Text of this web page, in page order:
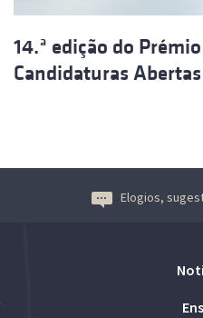
14.ª edição do
Candidaturas Abertas
Elogios,